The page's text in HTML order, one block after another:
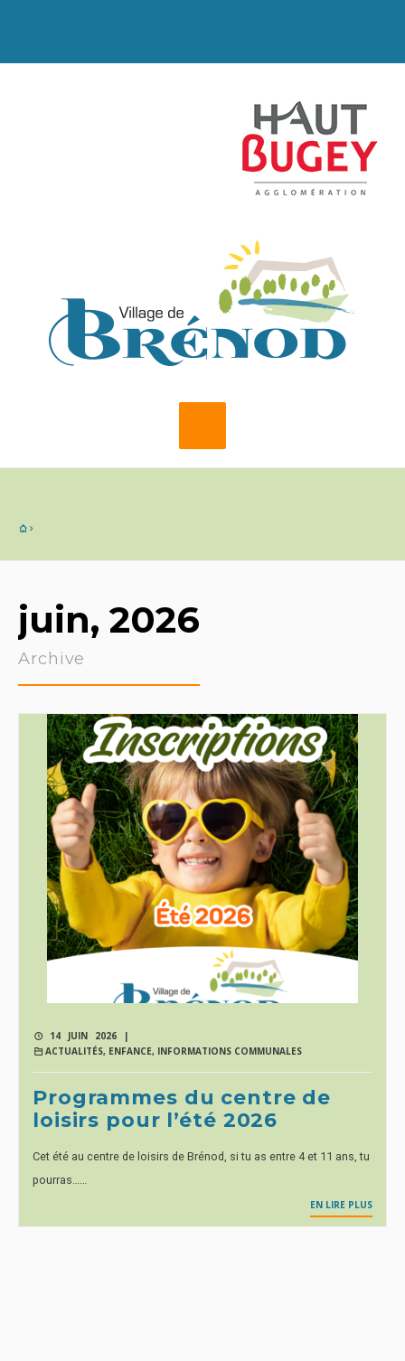
juin, 2026
Archive
14 JUIN 2026 |
ACTUALITÉS, ENFANCE, INFORMATIONS COMMUNALES
Programmes du centre de
loisirs pour l’été 2026
Cet été au centre de loisirs de Brénod, si tu as entre 4 et 11 ans, tu
pourras……
EN LIRE PLUS